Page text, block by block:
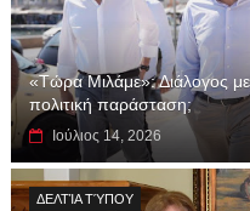
«Τώρα Μιλάμε»: Διάλογος
πολιτική παράσταση;
Ιούλιος 14, 2026
ΔΕΛΤΊΑ ΤΎΠΟΥ